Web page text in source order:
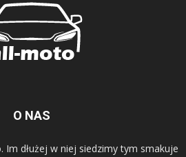
O NAS
dłużej w niej siedzimy tym smakuje